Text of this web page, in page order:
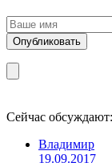
Сейчас обсуждают:
Владимир
19.09.2017